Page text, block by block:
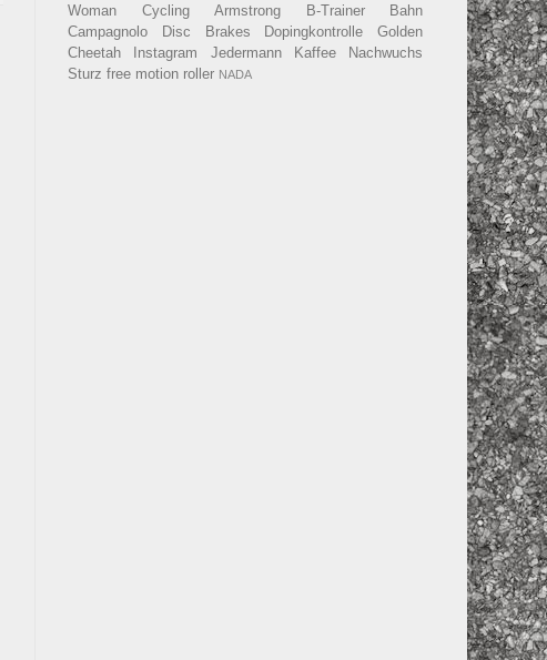
Woman Cycling
Armstrong B-Trainer
Bahn
Campagnolo
Disc Brakes Dopingkontrolle
Golden
Cheetah
Instagram Jedermann Kaffee
Nachwuchs
Sturz free motion roller NADA